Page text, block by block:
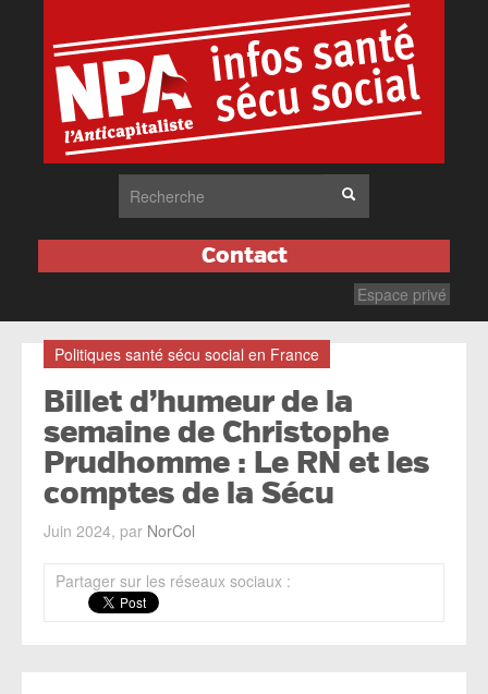
Contact
Espace privé
Politiques santé sécu social en France
Billet d’humeur de la
semaine de Christophe
Prudhomme : Le RN et les
comptes de la Sécu
Juin 2024, par NorCol
Partager sur les réseaux sociaux :